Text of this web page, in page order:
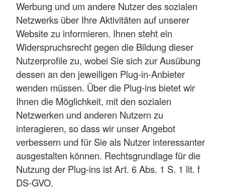
Werbung und um andere Nutzer des sozialen
Netzwerks über Ihre Aktivitäten auf unserer
Website zu informieren. Ihnen steht ein
Widerspruchsrecht gegen die Bildung dieser
Nutzerprofile zu, wobei Sie sich zur Ausübung
dessen an den jeweiligen Plug-in-Anbieter
wenden müssen. Über die Plug-ins bietet wir
Ihnen die Möglichkeit, mit den sozialen
Netzwerken und anderen Nutzern zu
interagieren, so dass wir unser Angebot
verbessern und für Sie als Nutzer interessanter
ausgestalten können. Rechtsgrundlage für die
Nutzung der Plug-ins ist Art. 6 Abs. 1 S. 1 lit. f
DS-GVO.